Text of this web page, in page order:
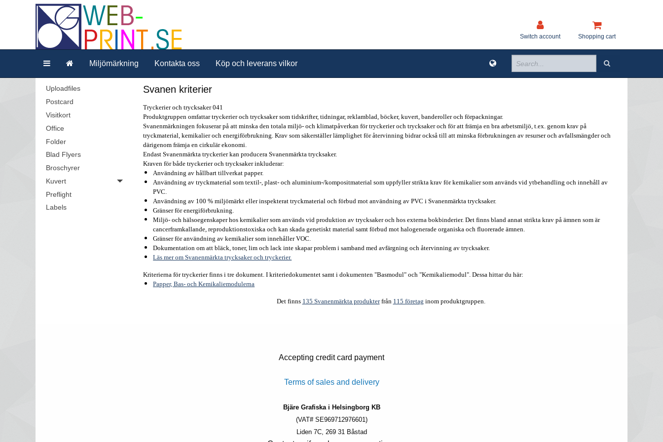
Switch account Shopping cart
Miljömärkning Kontakta oss Köp och leverans vilkor
Uploadfiles
Postcard
Visitkort
Office
Folder
Blad Flyers
Broschyrer
Kuvert
Preflight
Labels
Svanen kriterier
Tryckerier och trycksaker 041
Produktgruppen omfattar tryckerier och trycksaker som tidskrifter, tidningar, reklamblad, böcker, kuvert, banderoller och förpackningar.
Svanenmärkningen fokuserar på att minska den totala miljö- och klimatpåverkan för tryckerier och trycksaker och för att främja en bra arbetsmiljö, t.ex. genom krav på
tryckmaterial, kemikalier och energiförbrukning. Krav som säkerställer lämplighet för återvinning bidrar också till att minska förbrukningen av resurser och avfallsmängder och
därigenom främja en cirkulär ekonomi.
Endast Svanenmärkta tryckerier kan producera Svanenmärkta trycksaker.
Kraven för både tryckerier och trycksaker inkluderar:
Användning av hållbart tillverkat papper.
Användning av tryckmaterial som textil-, plast- och aluminium-/kompositmaterial som uppfyller strikta krav för kemikalier som används vid ytbehandling och innehåll av
PVC.
Användning av 100 % miljömärkt eller inspekterat tryckmaterial och förbud mot användning av PVC i Svanenmärkta trycksaker.
Gränser för energiförbrukning.
Miljö- och hälsoegenskaper hos kemikalier som används vid produktion av trycksaker och hos externa bokbinderier. Det finns bland annat strikta krav på ämnen som är
cancerframkallande, reproduktionstoxiska och kan skada genetiskt material samt förbud mot halogenerade organiska och fluorerade ämnen.
Gränser för användning av kemikalier som innehåller VOC.
Dokumentation om att bläck, toner, lim och lack inte skapar problem i samband med avfärgning och återvinning av trycksaker.
Läs mer om Svanenmärkta trycksaker och tryckerier.
Kriterierna för tryckerier finns i tre dokument. I kriteriedokumentet samt i dokumenten "Basmodul" och "Kemikaliemodul". Dessa hittar du här:
Papper, Bas- och Kemikaliemodulerna
Det finns 135 Svanenmärkta produkterfrån 115 företag inom produktgruppen.
Accepting credit card payment
Terms of sales and delivery
Bjäre Grafiska i Helsingborg KB
(VAT# SE969712976601)
Liden 7C, 269 31 Båstad